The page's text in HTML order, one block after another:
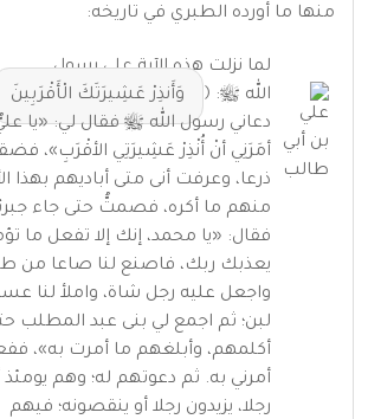
منها ما أورده الطبري في تاريخه:
لما نزلت هذه الآية على رسول
الله ﷺ: ﴿
وَأَنذِرْ عَشِيرَتَكَ الْأَقْرَبِينَ
دعاني رسول الله ﷺ فقال لي:«يا
أمَرَنِي أنْ أُنْذِرْ عَشِيرَتِي الأقْرَبِ»،
ذرعا، وعرفت أنى متى أباديهم بهذا
منهم ما أكره، فصمتُّ حتى جاء
فقال: «يا محمد، إنك إلا تفعل ما
يعذبك ربك، فاصنع لنا صاعا من
واجعل عليه رجل شاة، واملأ لنا
لبن؛ ثم اجمع لي بنى عبد المطلب
أكلمهم، وأبلغهم ما أمرت به»،
أمرني به. ثم دعوتهم له؛ وهم يومئذ
رجلا، يزيدون رجلا أو ينقصونه؛ فيهم